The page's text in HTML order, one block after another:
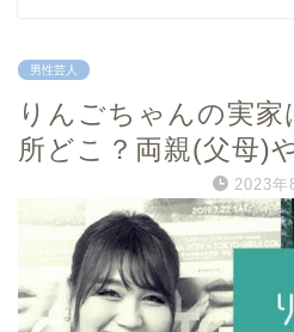
男性芸人
りんごちゃんの実
所どこ？両親(父母)
2023年